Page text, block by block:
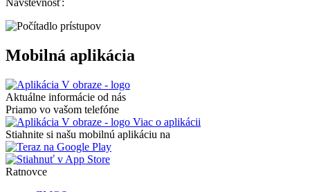
Mobilná aplikácia
Aktuálne informácie od nás
Priamo vo vašom telefóne
Viac o aplikácii
Stiahnite si našu mobilnú aplikáciu na
Ratnovce